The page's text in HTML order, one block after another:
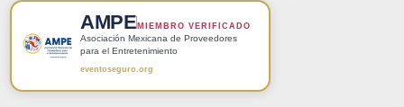
AMPE MIEMBRO VERIFICADO
Asociación Mexicana de Proveedores
para el Entretenimiento
eventoseguro.org